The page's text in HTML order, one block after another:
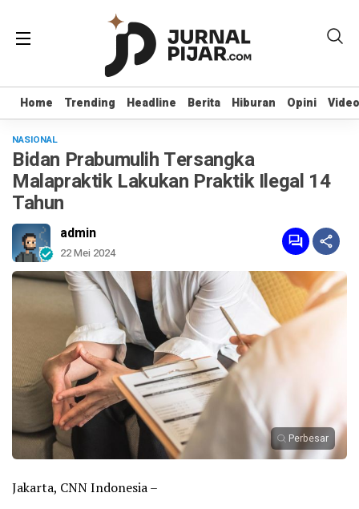
Home Trending Headline Berita Hiburan Opini Video
Home Trending Headline Berita Hiburan Opini Video
NASIONAL
Bidan Prabumulih Tersangka
Malapraktik Lakukan Praktik Ilegal 14
Tahun
admin
22 Mei 2024
Perbesar
Jakarta, CNN Indonesia –